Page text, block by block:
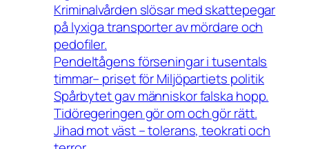
Kriminalvården slösar med skattepegar
på lyxiga transporter av mördare och
pedofiler.
Pendeltågens förseningar i tusentals
timmar– priset för Miljöpartiets politik
Spårbytet gav människor falska hopp.
Tidöregeringen gör om och gör rätt.
Jihad mot väst – tolerans, teokrati och